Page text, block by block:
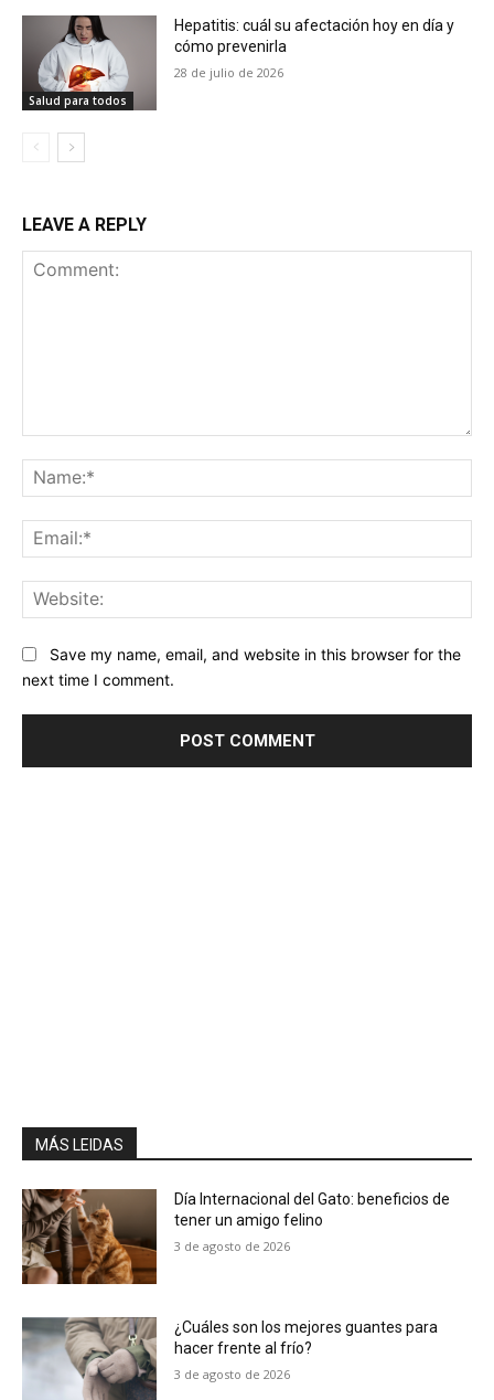
Salud para todos
Hepatitis: cuál su afectación hoy en día y
cómo prevenirla
28 de julio de 2026
LEAVE A REPLY
Save my name, email, and website in this browser for the
next time I comment.
MÁS LEIDAS
Día Internacional del Gato: beneficios de
tener un amigo felino
3 de agosto de 2026
¿Cuáles son los mejores guantes para
hacer frente al frío?
3 de agosto de 2026